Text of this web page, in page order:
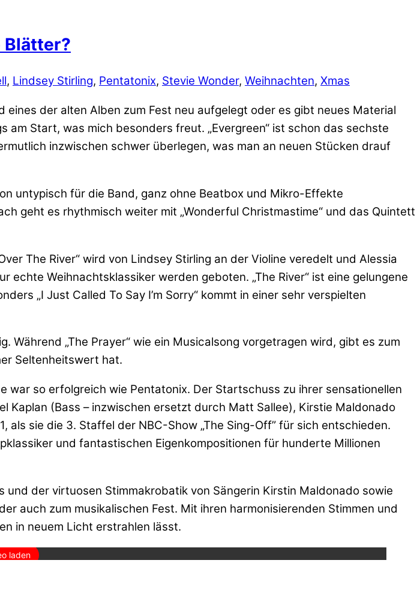
Blätter?
, Lindsey Stirling, Pentatonix, Stevie Wonder, Weihnachten, Xmas
der alten Alben zum Fest neu aufgelegt oder es gibt neues Material
Start, was mich besonders freut. „Evergreen“ ist schon das sechste
inzwischen schwer überlegen, was man an neuen Stücken drauf
untypisch für die Band, ganz ohne Beatbox und Mikro-Effekte
geht es rhythmisch weiter mit „Wonderful Christmastime“ und das Quintett
The River“ wird von Lindsey Stirling an der Violine veredelt und Alessia
echte Weihnachtsklassiker werden geboten. „The River“ ist eine gelungene
„I Just Called To Say I’m Sorry“ kommt in einer sehr verspielten
„The Prayer“ wie ein Musicalsong vorgetragen wird, gibt es zum
Seltenheitswert hat.
so erfolgreich wie Pentatonix. Der Startschuss zu ihrer sensationellen
(Bass – inzwischen ersetzt durch Matt Sallee), Kirstie Maldonado
als sie die 3. Staffel der NBC-Show „The Sing-Off” für sich entschieden.
und fantastischen Eigenkompositionen für hunderte Millionen
der virtuosen Stimmakrobatik von Sängerin Kirstin Maldonado sowie
auch zum musikalischen Fest. Mit ihren harmonisierenden Stimmen und
in neuem Licht erstrahlen lässt.
die Datenschutzerklärung von YouTube.
laden